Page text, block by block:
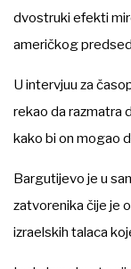
dvostruki efekti
američkog
U intervjuu za
rekao da razmatra
kako bi on mogao
Bargutijevo je u
zatvorenika čije je
izraelskih talaca